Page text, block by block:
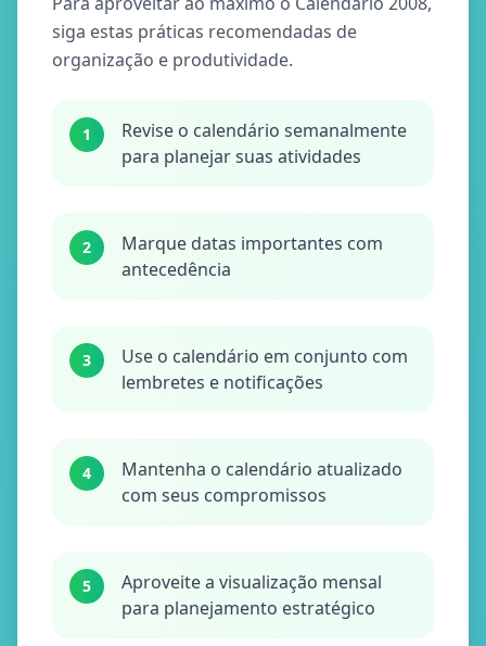
siga estas práticas recomendadas de
organização e produtividade.
1
Revise o calendário semanalmente
para planejar suas atividades
2
Marque datas importantes com
antecedência
3
Use o calendário em conjunto com
lembretes e notificações
4
Mantenha o calendário atualizado
com seus compromissos
5
Aproveite a visualização mensal
para planejamento estratégico